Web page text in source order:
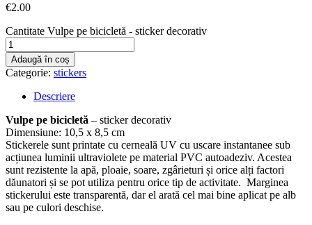
€2.00
Cantitate Vulpe pe bicicletă - sticker decorativ
Adaugă în coș
Categorie: stickers
Descriere
Vulpe pe bicicletă – sticker decorativ
Dimensiune: 10,5 x 8,5 cm
Stickerele sunt printate cu cerneală UV cu uscare instantanee sub
acțiunea luminii ultraviolete pe material PVC autoadeziv. Acestea
sunt rezistente la apă, ploaie, soare, zgârieturi și orice alți factori
dăunatori și se pot utiliza pentru orice tip de activitate. Marginea
stickerului este transparentă, dar el arată cel mai bine aplicat pe alb
sau pe culori deschise.